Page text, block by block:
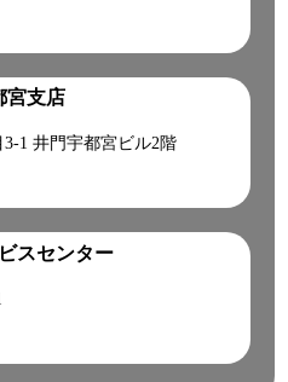
宮支店
1 井門宇都宮ビル2階
スセンター